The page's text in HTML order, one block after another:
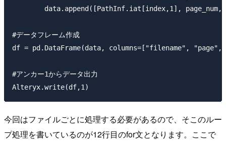
data.append([PathInf.iat[index,1], page_num,
#データフレーム作成
df = pd.DataFrame(data, columns=["filename",
#アンカー1からデータ出力
今回はファイルごとに処理する必要があるので、そこのルー
プ処理を書いているのが12行目のfor文となります。ここで